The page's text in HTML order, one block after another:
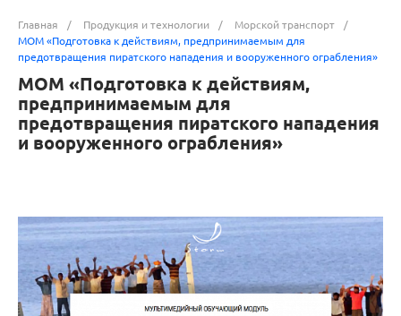
Главная / Продукция и технологии / Морской транспорт
/
МОМ «Подготовка к действиям, предпринимаемым для
предотвращения пиратского нападения и вооруженного ограбления»
МОМ «Подготовка к действиям,
предпринимаемым для
предотвращения пиратского нападения
и вооруженного ограбления»